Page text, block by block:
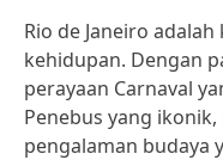
Rio de Janeiro
kehidupan. Dengan
perayaan Carnaval
Penebus yang
pengalaman budaya